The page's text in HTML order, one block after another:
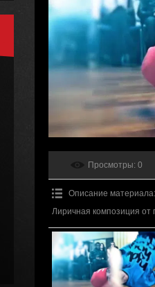
Просмотры: 0
Описание материала:
Лиричная композиция от